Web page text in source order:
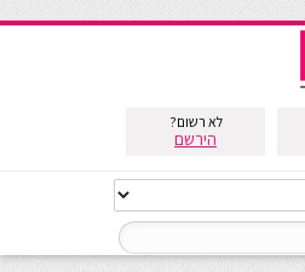
לא רשום?
הירשם